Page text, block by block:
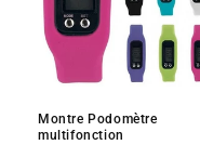
Montre Podomètre
multifonction